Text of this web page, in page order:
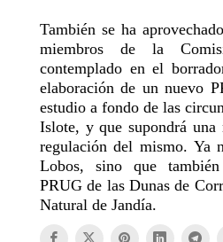
También se ha
miembros de la
contemplado en el
elaboración de un nuevo
estudio a fondo de las
Islote, y que supondrá
regulación del mismo. Ya
Lobos, sino que
PRUG de las Dunas de
Natural de Jandía.